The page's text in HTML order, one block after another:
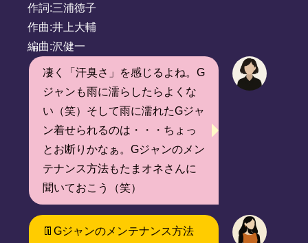
作詞:三浦徳子
作曲:井上大輔
編曲:沢健一
凄く「汗臭さ」を感じるよね。G
ジャンも雨に濡らしたらよくな
い（笑）そして雨に濡れたGジャ
ン着せられるのは・・・ちょっ
とお断りかなぁ。Gジャンのメン
テナンス方法もたまオネさんに
聞いておこう（笑）
👖Gジャンのメンテナンス方法